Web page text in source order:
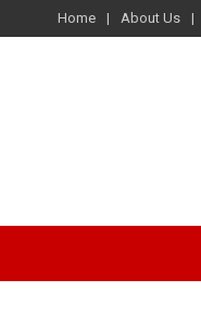
Home About Us